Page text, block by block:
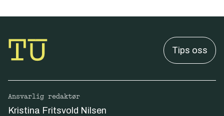
Tips oss
Ansvarlig redaktør
Kristina Fritsvold Nilsen